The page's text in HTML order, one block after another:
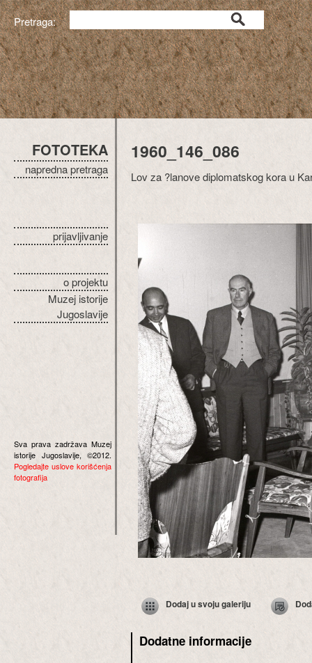
Pretraga:
FOTOTEKA
napredna pretraga
prijavljivanje
o projektu
Muzej istorije
Jugoslavije
Sva prava zadržava Muzej
istorije Jugoslavije, ©2012.
Pogledajte uslove korišćenja
fotografija
1960_146_086
Lov za ?lanove diplomatskog kora u
Dodaj u svoju galeriju
Dodatne informacije